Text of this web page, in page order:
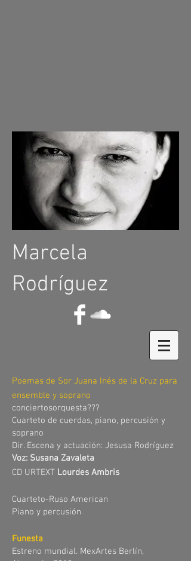
Marcela
Rodríguez
Poemas de Sor Juana Inés de la Cruz para
ensemble y soprano
conciertosorquesta???
Cuarteto de cuerdas, piano, percusión y
soprano
Dir. Escena y actuación: Jesusa Rodríguez
Voz: Susana Zavaleta
CD URTEXT Lourdes Ambris
Cuarteto-Ruso American
Piano y percusión
Funesta
Estreno mundial. MexArtes Berlín,